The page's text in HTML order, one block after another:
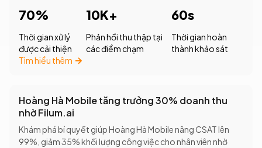
70%
Thời gian xử lý
được cải thiện
10K+
Phản hồi thu thập tại
các điểm chạm
60s
Thời gian hoàn
thành khảo sát
Tìm hiểu thêm
Hoàng Hà Mobile tăng trưởng 30% doanh thu
nhờ Filum.ai
Khám phá bí quyết giúp Hoàng Hà Mobile nâng CSAT lên
99%, giảm 35% khối lượng công việc cho nhân viên nhờ